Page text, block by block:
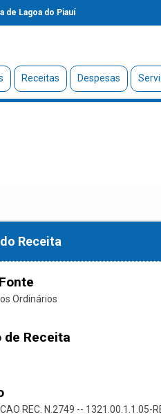
de Lagoa do Piauí
Receitas Despesas
Receita
Ordinários
de Receita
REC. N.2749 -- 1321.00.1.1.05-